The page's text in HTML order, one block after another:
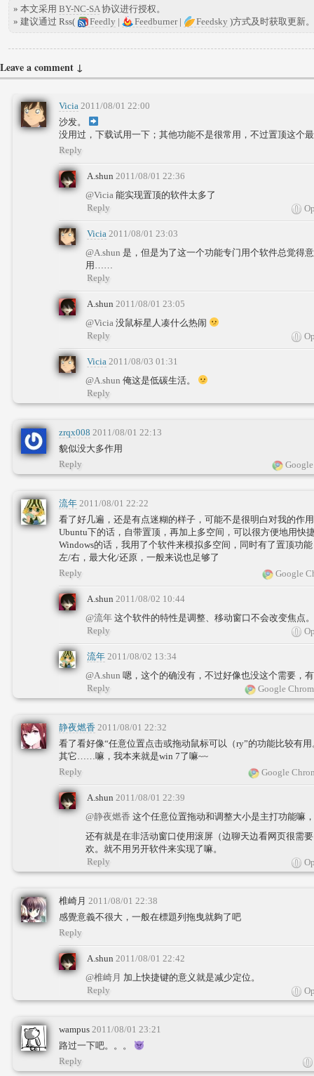
» 本文采用 BY-NC-SA协议进行授权。
» 建议通过 Rss(
Feedly | Feedburner| Feedsky )方式及时获取更新。
Leave a comment ↓
Vicia 2011/08/01 22:00
沙发。
没用过，下载试用一下；其他功能不是很常用，不过置顶这个
Reply
A.shun 2011/08/01 22:36
@Vicia 能实现置顶的软件太多了
Reply
Vicia 2011/08/01 23:03
@A.shun 是，但是为了这一个功能专门用个软件总觉得
用……
Reply
A.shun 2011/08/01 23:05
@Vicia 没鼠标星人凑什么热闹
Reply
Vicia 2011/08/03 01:31
@A.shun 俺这是低碳生活。
Reply
zrqx008 2011/08/01 22:13
貌似没大多作用
Reply
流年 2011/08/01 22:22
看了好几遍，还是有点迷糊的样子，可能不是很明白对我的作
Ubuntu下的话，自带置顶，再加上多空间，可以很方便地用快
Windows的话，我用了个软件来模拟多空间，同时有了置顶功
左/右，最大化/还原，一般来说也足够了
Google
Reply
A.shun 2011/08/02 10:44
@流年 这个软件的特性是调整、移动窗口不会改变焦点
Reply
流年 2011/08/02 13:34
@A.shun 嗯，这个的确没有，不过好像也没这个需要，
Google
Reply
静夜燃香 2011/08/01 22:32
看了看好像“任意位置点击或拖动鼠标可以（ry”的功能比较有用
其它……嘛，我本来就是win 7了嘛~~
Google
Reply
A.shun 2011/08/01 22:39
@静夜燃香 这个任意位置拖动和调整大小是主打功能嘛
还有就是在非活动窗口使用滚屏（边聊天边看网页很需
欢。就不用另开软件来实现了嘛。
Reply
椎崎月 2011/08/01 22:38
感覺意義不很大，一般在標題列拖曳就夠了吧
Reply
A.shun 2011/08/01 22:42
@椎崎月 加上快捷键的意义就是减少定位。
Reply
wampus 2011/08/01 23:21
路过一下吧。。。
Reply